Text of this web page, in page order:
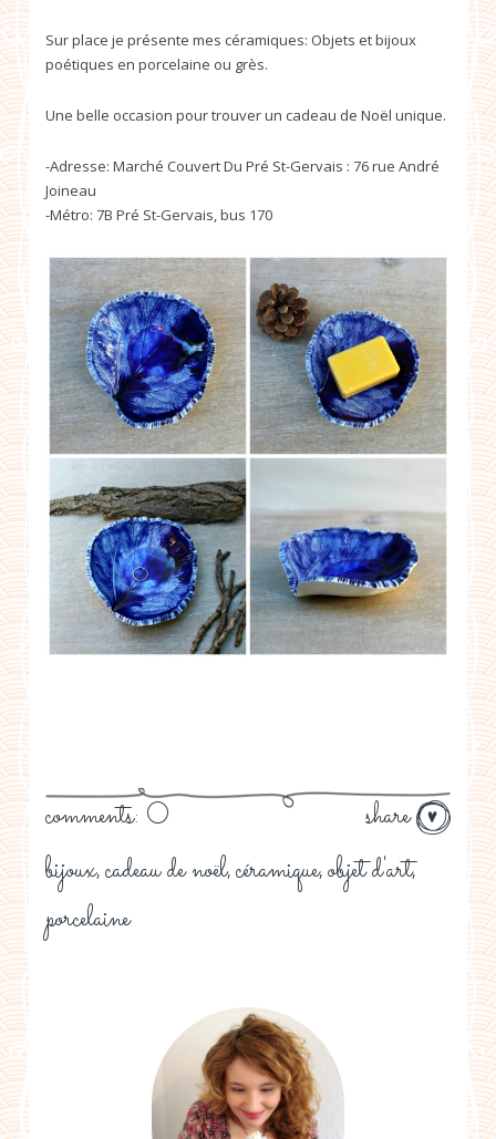
Sur place je présente mes céramiques: Objets et bijoux
poétiques en porcelaine ou grès.
Une belle occasion pour trouver un cadeau de Noël unique.
-Adresse: Marché Couvert Du Pré St-Gervais : 76 rue André
Joineau
-Métro: 7B Pré St-Gervais, bus 170
share
comments: 0
bijoux, cadeau de noël, céramique, objet d'art,
porcelaine